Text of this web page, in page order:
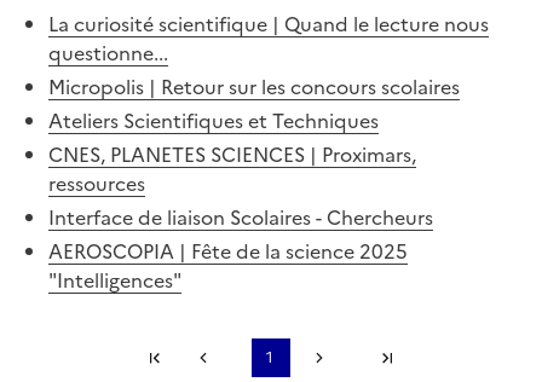
La curiosité scientifique | Quand le lecture nous
questionne...
Micropolis | Retour sur les concours scolaires
Ateliers Scientifiques et Techniques
CNES, PLANETES SCIENCES | Proximars,
ressources
Interface de liaison Scolaires - Chercheurs
AEROSCOPIA | Fête de la science 2025
"Intelligences"
Première page
Page précédente
1
Page suivanteDernière page